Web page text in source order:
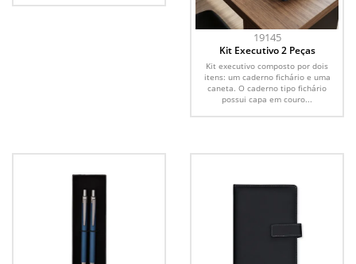
19145
Kit Executivo 2 Peças
Kit executivo composto por dois
itens: um caderno fichário e uma
caneta. O caderno tipo fichário
possui capa em couro...